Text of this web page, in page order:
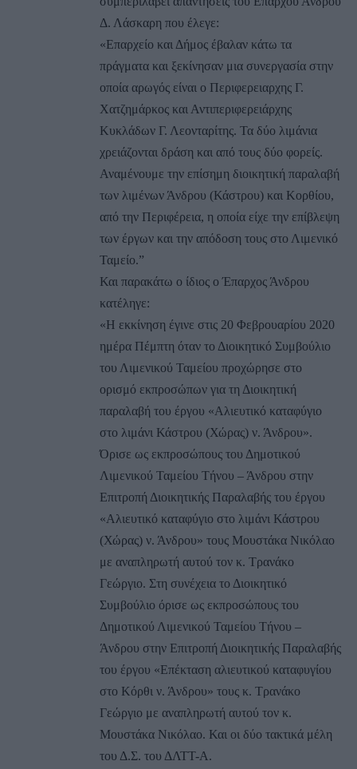
Δ. Λάσκαρη που έλεγε:
«Επαρχείο και Δήμος έβαλαν κάτω τα
πράγματα και ξεκίνησαν μια συνεργασία στην
οποία αρωγός είναι ο Περιφερειαρχης Γ.
Χατζημάρκος και Αντιπεριφερειάρχης
Κυκλάδων Γ. Λεονταρίτης. Τα δύο λιμάνια
χρειάζονται δράση και από τους δύο φορείς.
Αναμένουμε την επίσημη διοικητική παραλαβή
των λιμένων Άνδρου (Κάστρου) και Κορθίου,
από την Περιφέρεια, η οποία είχε την επίβλεψη
των έργων και την απόδοση τους στο Λιμενικό
Ταμείο.”
Και παρακάτω ο ίδιος ο Έπαρχος Άνδρου
κατέληγε:
«Η εκκίνηση έγινε στις 20 Φεβρουαρίου 2020
ημέρα Πέμπτη όταν το Διοικητικό Συμβούλιο
του Λιμενικού Ταμείου προχώρησε στο
ορισμό εκπροσώπων για τη Διοικητική
παραλαβή του έργου «Αλιευτικό καταφύγιο
στο λιμάνι Κάστρου (Χώρας) ν. Άνδρου».
Όρισε ως εκπροσώπους του Δημοτικού
Λιμενικού Ταμείου Τήνου – Άνδρου στην
Επιτροπή Διοικητικής Παραλαβής του έργου
«Αλιευτικό καταφύγιο στο λιμάνι Κάστρου
(Χώρας) ν. Άνδρου» τους Μουστάκα Νικόλαο
με αναπληρωτή αυτού τον κ. Τρανάκο
Γεώργιο. Στη συνέχεια το Διοικητικό
Συμβούλιο όρισε ως εκπροσώπους του
Δημοτικού Λιμενικού Ταμείου Τήνου –
Άνδρου στην Επιτροπή Διοικητικής Παραλαβής
του έργου «Επέκταση αλιευτικού καταφυγίου
στο Κόρθι ν. Άνδρου» τους κ. Τρανάκο
Γεώργιο με αναπληρωτή αυτού τον κ.
Μουστάκα Νικόλαο. Και οι δύο τακτικά μέλη
του Δ.Σ. του ΔΛΤΤ-Α.